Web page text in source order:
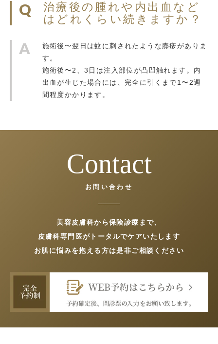
治療後の腫れや内出血など
はどれくらい続きますか？
施術後〜翌日は蚊に刺されたような膨疹がありま
す。
施術後〜2、3日は注入部位が凸凹触れます。内
出血が生じた場合には、完全に引くまで1〜2週
間程度かかります。
Contact
お問い合わせ
美容皮膚科から保険診療まで、
皮膚科専門医がトータルでケアいたします
お肌に悩みを抱える方は是非ご相談ください